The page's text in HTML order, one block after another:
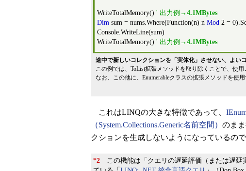
WriteTotalMemory() ' 出力例→ 4.1MBytes
Dim sum = nums.Where(Function(n) n Mod 2 =
Console.WriteLine(sum)
WriteTotalMemory() ' 出力例→ 4.1MBytes
途中で新しいコレクションを「実体化」させない、よい
この例では、ToList拡張メソッドを取り除くことで、使用
なお、この他に、Enumerableクラスの拡張メソッドを使
これはLINQの大きな特徴であって、
（System.Collections.Generic名前空間） のま
クションを生成しないようになっているの
*2 この機能は「クエリの遅延評価（または遅延